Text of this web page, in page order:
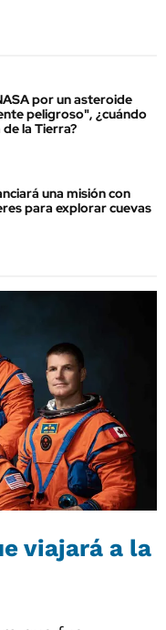
por un asteroide
peligroso", ¿cuándo
la Tierra?
una misión con
para explorar cuevas
viajará a la